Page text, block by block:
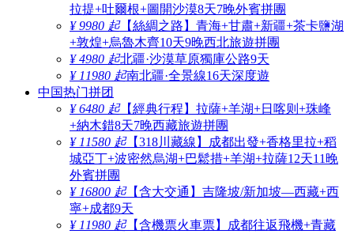
拉提+吐爾根+圖開沙漠8天7晚外賓拼團
¥ 9980 起【絲綢之路】青海+甘肅+新疆+茶卡鹽湖
+敦煌+烏魯木齊10天9晚西北旅遊拼團
¥ 4980 起北疆·沙漠草原獨庫公路9天
¥ 11980 起南北疆·全景線16天深度遊
中国热门拼团
¥ 6480 起【經典行程】拉薩+羊湖+日喀则+珠峰
+納木錯8天7晚西藏旅遊拼團
¥ 11580 起【318川藏線】成都出發+香格里拉+稻
城亞丁+波密然烏湖+巴鬆措+羊湖+拉薩12天11晚
外賓拼團
¥ 16800 起【含大交通】吉隆坡/新加坡—西藏+西
寧+成都9天
¥ 11980 起【含機票火車票】成都往返飛機+青藏